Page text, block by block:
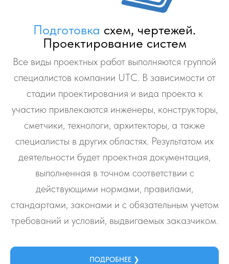
Подготовка схем, чертежей.
Проектирование систем
Все виды проектных работ выполняются группой
специалистов компании UTC. В зависимости от
стадии проектирования и вида проекта к
участию привлекаются инженеры, конструкторы,
сметчики, технологи, архитекторы, а также
специалисты в других областях. Результатом их
деятельности будет проектная документация,
выполненная в точном соответствии с
действующими нормами, правилами,
стандартами, законами и с обязательным учетом
требований и условий, выдвигаемых заказчиком.
ПОДРОБНЕЕ ❯